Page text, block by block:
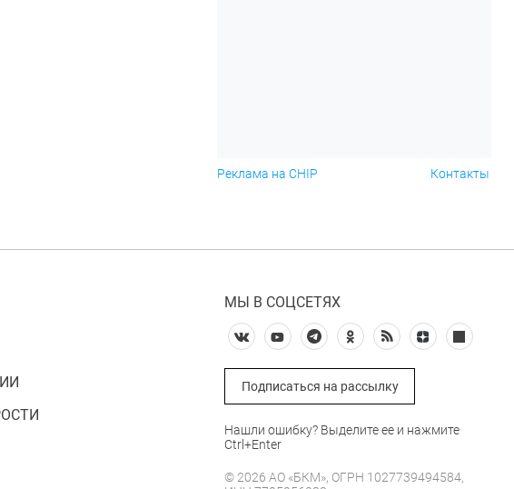
Реклама на CHIP Контакты
МЫ В СОЦСЕТЯХ
Подписаться на рассылку
Нашли ошибку? Выделите ее и нажмите
Ctrl+Enter
© 2026 АО «БКМ», ОГРН 1027739494584,